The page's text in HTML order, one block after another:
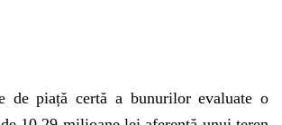
de piață certă a bunurilor evaluate o